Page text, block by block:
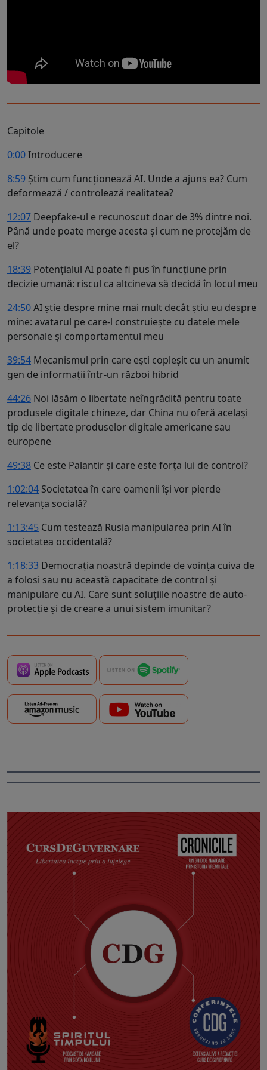
Capitole
0:00Introducere
8:59 Știm cum funcționează AI. Unde a ajuns ea? Cum
deformează / controlează realitatea?
12:07 Deepfake-ul e recunoscut doar de 3% dintre noi.
Până unde poate merge acesta și cum ne protejăm de
el?
18:39 Potențialul AI poate fi pus în funcțiune prin
decizie umană: riscul ca altcineva să decidă în locul meu
24:50AI știe despre mine mai mult decât știu eu despre
mine: avatarul pe care-l construiește cu datele mele
personale și comportamentul meu
39:54 Mecanismul prin care ești copleșit cu un anumit
gen de informații într-un război hibrid
44:26 Noi lăsăm o libertate neîngrădită pentru toate
produsele digitale chineze, dar China nu oferă același
tip de libertate produselor digitale americane sau
europene
49:38 Ce este Palantir și care este forța lui de control?
1:02:04 Societatea în care oamenii își vor pierde
relevanța socială?
1:13:45 Cum testează Rusia manipularea prin AI în
societatea occidentală?
1:18:33 Democrația noastră depinde de voința cuiva de
a folosi sau nu această capacitate de control și
manipulare cu AI. Care sunt soluțiile noastre de auto-
protecție și de creare a unui sistem imunitar?